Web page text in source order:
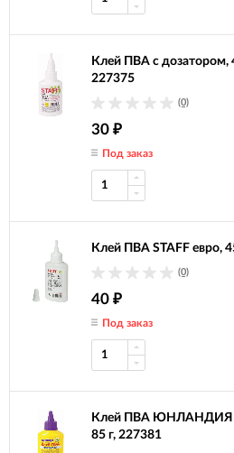
Клей ПВА с дозатором,
227375
(0)
30 ₽
Под заказ
Клей ПВА STAFF евро,
(0)
40 ₽
Под заказ
Клей ПВА ЮНЛАНДИЯ
85 г, 227381